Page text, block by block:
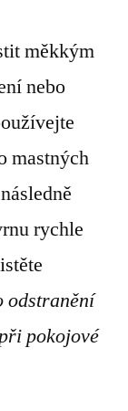
měkkým
nebo
mastných
rychle
odstranění
pokojové